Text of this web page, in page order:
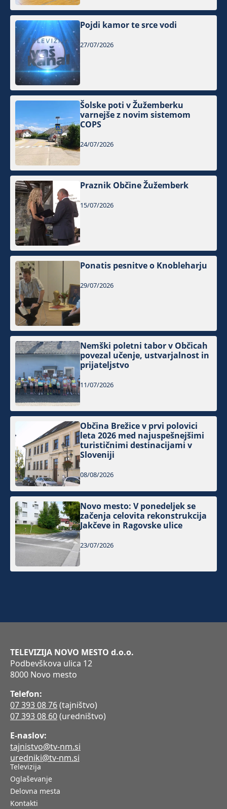
Pojdi kamor te srce vodi
27/07/2026
Šolske poti v Žužemberku
varnejše z novim sistemom
COPS
24/07/2026
Praznik Občine Žužemberk
15/07/2026
Ponatis pesnitve o Knobleharju
29/07/2026
Nemški poletni tabor v Občicah
povezal učenje, ustvarjalnost in
prijateljstvo
11/07/2026
Občina Brežice v prvi polovici
leta 2026 med najuspešnejšimi
turističnimi destinacijami v
Sloveniji
08/08/2026
Novo mesto: V ponedeljek se
začenja celovita rekonstrukcija
Jakčeve in Ragovske ulice
23/07/2026
TELEVIZIJA NOVO MESTO d.o.o.
Podbevškova ulica 12
8000 Novo mesto
Telefon:
07 393 08 76(tajništvo)
07 393 08 60(uredništvo)
E-naslov:
tajnistvo@tv-nm.si
uredniki@tv-nm.si
Televizija
Oglaševanje
Delovna mesta
Kontakti